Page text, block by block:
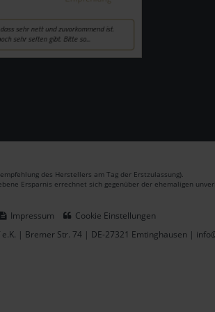
des Herstellers am Tag der Erstzulassung).
Ersparnis errechnet sich gegenüber der ehemaligen
Impressum
Cookie Einstellungen
| Bremer Str. 74 | DE-27321 Emtinghausen |